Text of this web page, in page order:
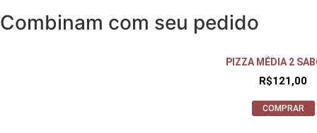
Combinam com seu pedido
PIZZA MÉDIA 2
R$121,00
COMPRAR